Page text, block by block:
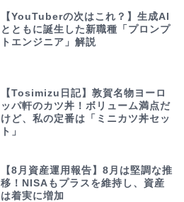
【YouTuberの次はこれ？】生成AI
とともに誕生した新職種「プロンプ
トエンジニア」解説
【Tosimizu日記】敦賀名物ヨーロ
ッパ軒のカツ丼！ボリューム満点だ
けど、私の定番は「ミニカツ丼セッ
ト」
【8月資産運用報告】8月は堅調な推
移！NISAもプラスを維持し、資産
は着実に増加